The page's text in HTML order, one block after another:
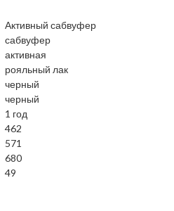
Активный сабвуфер
сабвуфер
активная
рояльный лак
черный
черный
1 год
462
571
680
49